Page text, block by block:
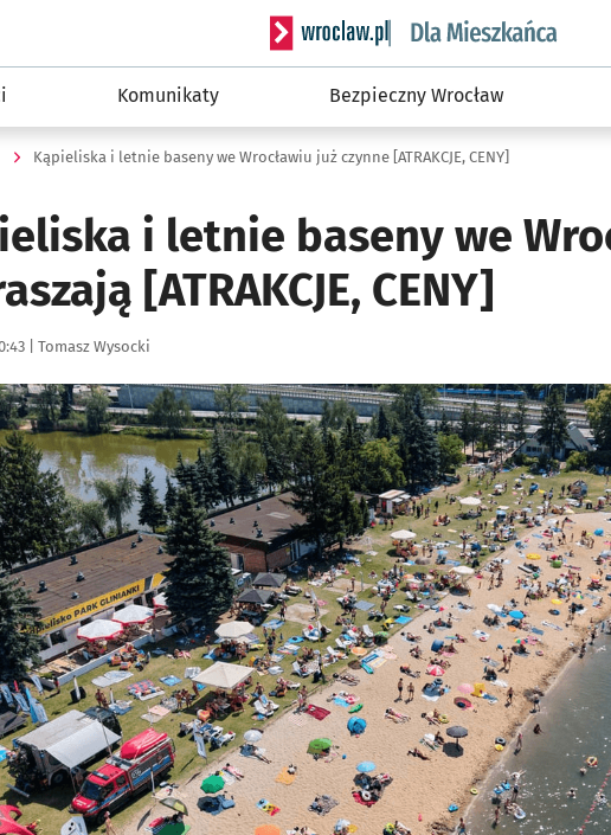
Serwis informacyjny wroclaw.pl
Komunikaty Bezpieczny Wrocław
Kąpieliska i letnie baseny we Wrocławiu już czynne [ATRAKCJE, CENY]
i letnie baseny we
[ATRAKCJE, CENY]
| Autor:
Tomasz Wysocki
powiększyć